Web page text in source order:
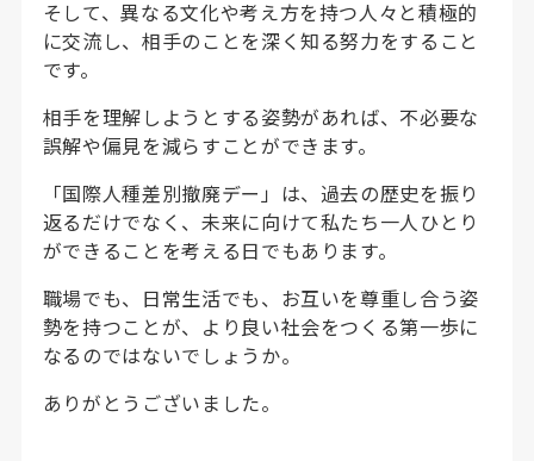
そして、異なる文化や考え方を持つ人々と積極的
に交流し、相手のことを深く知る努力をすること
です。
相手を理解しようとする姿勢があれば、不必要な
誤解や偏見を減らすことができます。
「国際人種差別撤廃デー」は、過去の歴史を振り
返るだけでなく、未来に向けて私たち一人ひとり
ができることを考える日でもあります。
職場でも、日常生活でも、お互いを尊重し合う姿
勢を持つことが、より良い社会をつくる第一歩に
なるのではないでしょうか。
ありがとうございました。